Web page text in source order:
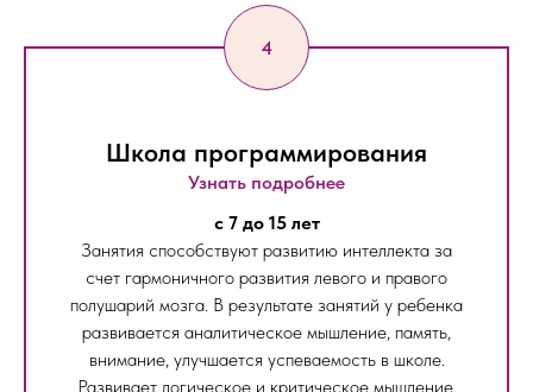
Школа программирования
Узнать подробнее
c 7 до 15 лет
Занятия способствуют развитию интеллекта за
счет гармоничного развития левого и правого
полушарий мозга. В результате занятий у ребенка
развивается аналитическое мышление, память,
внимание, улучшается успеваемость в школе.
Развивает логическое и критическое мышление,